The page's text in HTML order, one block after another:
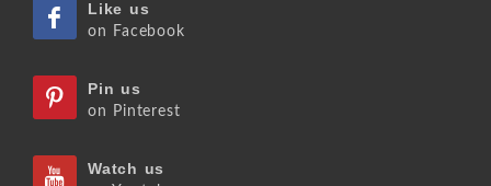
Like us
on Facebook
Pin us
on Pinterest
Watch us